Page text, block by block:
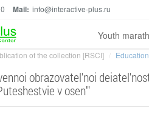
Mail: info@interactive-plus.ru
Youth
of the collection [RSCI]
obrazovatel'noi
v osen'"